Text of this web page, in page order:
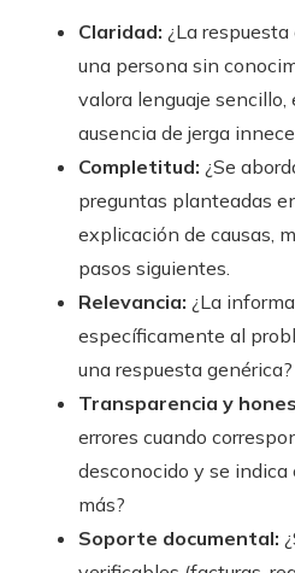
Claridad: ¿La
una persona sin
valora lenguaje sencillo,
ausencia de jerga
Completitud: ¿Se
preguntas planteadas
explicación de causas,
pasos siguientes.
Relevancia: ¿La
específicamente al
una respuesta genérica?
Transparencia y
errores cuando
desconocido y se
más?
Soporte documental: